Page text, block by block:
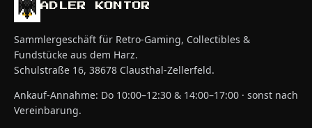
ADLER KONTOR
Sammlergeschäft für Retro-Gaming, Collectibles &
Fundstücke aus dem Harz.
Schulstraße 16, 38678 Clausthal-Zellerfeld.
Ankauf-Annahme: Do 10:00–12:30 & 14:00–17:00 · sonst nach
Vereinbarung.